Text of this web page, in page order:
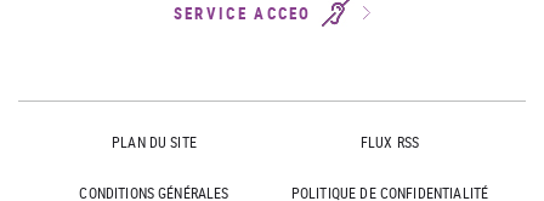
SERVICE ACCEO
PLAN DU SITE FLUX RSS
CONDITIONS GÉNÉRALES POLITIQUE DE CONFIDENTIALITÉ